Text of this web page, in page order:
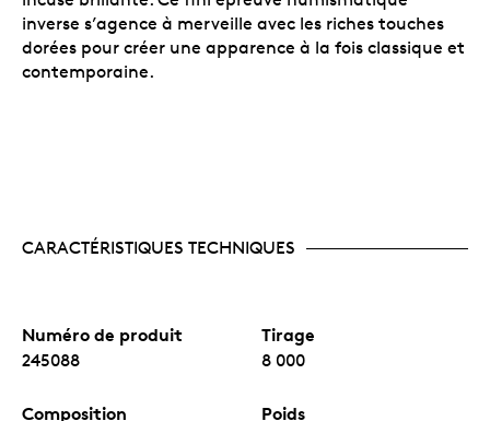
inverse s’agence à merveille avec les riches touches
dorées pour créer une apparence à la fois classique et
contemporaine.
CARACTÉRISTIQUES TECHNIQUES
Numéro de produit
245088
Tirage
8 000
Composition Poids